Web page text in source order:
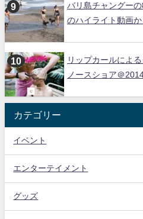
バリ島チャングー
のハイライト動画
リップカールによ
ノースショア＠
カテゴリー
イベント
エンターテイメント
グッズ